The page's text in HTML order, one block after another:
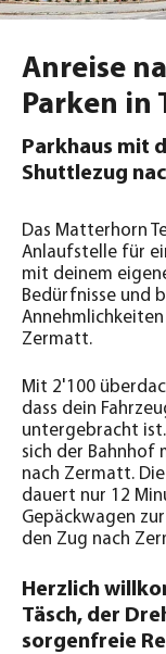
Anreise
Parken in
Parkhaus mit
Shuttlezug
Das Matterhorn
Anlaufstelle für
mit deinem
Bedürfnisse und
Zermatt.
Mit 2'100
dass dein
untergebracht
sich der
nach Zermatt.
dauert nur 12
Gepäckwagen
den Zug nach
Herzlich
Täsch, der
sorgenfreie